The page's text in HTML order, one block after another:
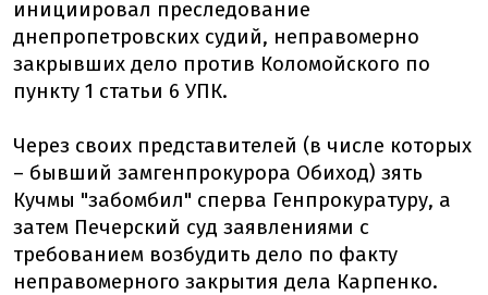
инициировал преследование
днепропетровских судий, неправомерно
закрывших дело против Коломойского по
пункту 1 статьи 6 УПК.
Через своих представителей (в числе которых
– бывший замгенпрокурора Обиход) зять
Кучмы "забомбил" сперва Генпрокуратуру, а
затем Печерский суд заявлениями с
требованием возбудить дело по факту
неправомерного закрытия дела Карпенко.